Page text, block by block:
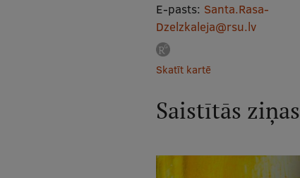
E-pasts: Santa.Rasa-
Dzelzkaleja@rsu.lv
Skatīt kartē
Saistītās ziņas